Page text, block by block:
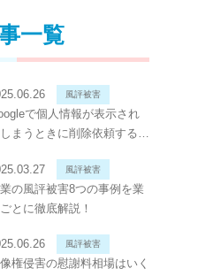
一覧
風評被害
で個人情報が表示され
まうときに削除依頼する方
風評被害
の風評被害8つの事例を業
とに徹底解説！
風評被害
権侵害の慰謝料相場はいく